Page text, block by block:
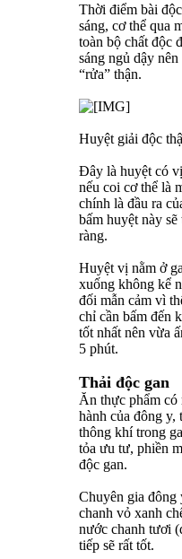
Thời điểm bài
sáng, cơ thể qua
toàn bộ chất độc
sáng ngủ dậy
“rửa” thận.
Huyệt giải độc
Đây là huyệt có
nếu coi cơ thể là
chính là đầu ra
bấm huyệt này
ràng.
Huyệt vị nằm ở
xuống không kể
đối mẫn cảm vì
chỉ cần bấm đến
tốt nhất nên vừa
5 phút.
Thải độc gan
Ăn thực phẩm có
hành của đông y,
thông khí trong
tỏa ưu tư, phiền
độc gan.
Chuyên gia đông
chanh vỏ xanh
nước chanh tươi
tiếp sẽ rất tốt.